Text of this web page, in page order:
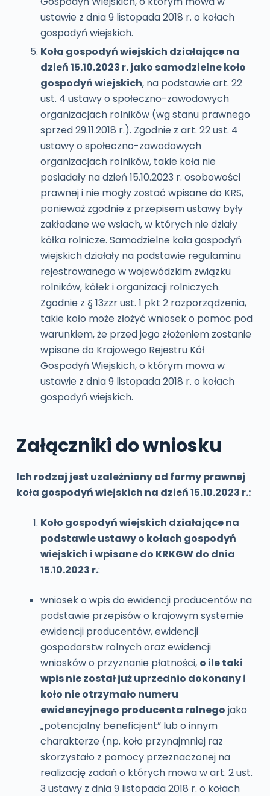
ustawie z dnia 9 listopada 2018 r. o kołach
gospodyń wiejskich.
Koła gospodyń wiejskich działające na
dzień 15.10.2023 r. jako samodzielne koło
gospodyń wiejskich, na podstawie art. 22
ust. 4 ustawy o społeczno-zawodowych
organizacjach rolników (wg stanu prawnego
sprzed 29.11.2018 r.). Zgodnie z art. 22 ust. 4
ustawy o społeczno-zawodowych
organizacjach rolników, takie koła nie
posiadały na dzień 15.10.2023 r. osobowości
prawnej i nie mogły zostać wpisane do KRS,
ponieważ zgodnie z przepisem ustawy były
zakładane we wsiach, w których nie działy
kółka rolnicze. Samodzielne koła gospodyń
wiejskich działały na podstawie regulaminu
rejestrowanego w wojewódzkim związku
rolników, kółek i organizacji rolniczych.
Zgodnie z § 13zzr ust. 1 pkt 2 rozporządzenia,
takie koło może złożyć wniosek o pomoc pod
warunkiem, że przed jego złożeniem zostanie
wpisane do Krajowego Rejestru Kół
Gospodyń Wiejskich, o którym mowa w
ustawie z dnia 9 listopada 2018 r. o kołach
gospodyń wiejskich.
Załączniki do wniosku
Ich rodzaj jest uzależniony od formy prawnej
koła gospodyń wiejskich na dzień 15.10.2023 r.:
Koło gospodyń wiejskich działające na
podstawie ustawy o kołach gospodyń
wiejskich i wpisane do KRKGW do dnia
15.10.2023 r.:
wniosek o wpis do ewidencji producentów na
podstawie przepisów o krajowym systemie
ewidencji producentów, ewidencji
gospodarstw rolnych oraz ewidencji
wniosków o przyznanie płatności, o iletaki
wpis nie został już uprzednio dokonany i
koło nie otrzymało numeru
ewidencyjnego producenta rolnego jako
„potencjalny beneficjent” lub o innym
charakterze (np. koło przynajmniej raz
skorzystało z pomocy przeznaczonej na
realizację zadań o których mowa w art. 2 ust.
3 ustawy z dnia 9 listopada 2018 r. o kołach